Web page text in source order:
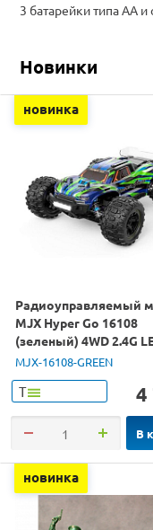
3 батарейки типа АА и
Новинки
новинка
Радиоуправляемый
MJX Hyper Go 16108
(зеленый) 4WD 2.4G
RTR
MJX-16108-GREEN
Т 4
В
новинка